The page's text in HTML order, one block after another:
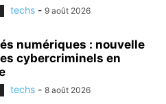
techs - 9 août 2026
numériques : nouvelle
cybercriminels en
techs - 8 août 2026